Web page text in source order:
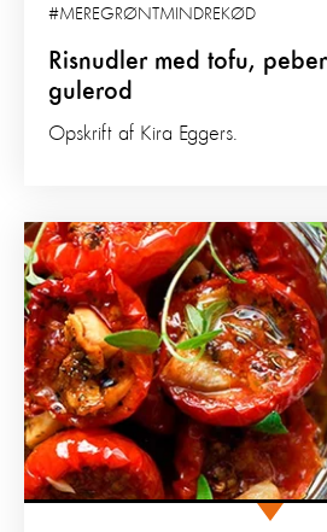
Risnudler med tofu,
gulerod
#MEREGRØNTMINDREKØD
Opskrift af Kira Eggers.